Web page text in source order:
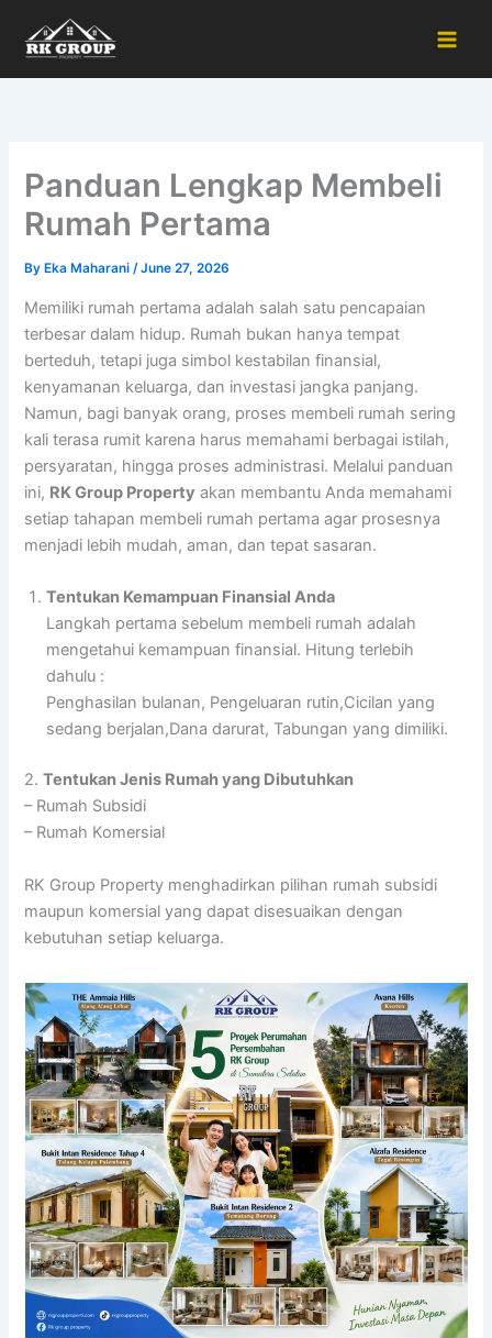
content
Panduan Lengkap Membeli
Rumah Pertama
By Eka Maharani/June 27, 2026
Memiliki rumah pertama adalah salah satu pencapaian
terbesar dalam hidup. Rumah bukan hanya tempat
berteduh, tetapi juga simbol kestabilan finansial,
kenyamanan keluarga, dan investasi jangka panjang.
Namun, bagi banyak orang, proses membeli rumah sering
kali terasa rumit karena harus memahami berbagai istilah,
persyaratan, hingga proses administrasi. Melalui panduan
ini, RK Group Property akan membantu Anda memahami
setiap tahapan membeli rumah pertama agar prosesnya
menjadi lebih mudah, aman, dan tepat sasaran.
Tentukan Kemampuan Finansial Anda
Langkah pertama sebelum membeli rumah adalah
mengetahui kemampuan finansial. Hitung terlebih
dahulu :
Penghasilan bulanan, Pengeluaran rutin,Cicilan yang
sedang berjalan,Dana darurat, Tabungan yang dimiliki.
2.Tentukan Jenis Rumah yang Dibutuhkan
– Rumah Subsidi
– Rumah Komersial
RK Group Property menghadirkan pilihan rumah subsidi
maupun komersial yang dapat disesuaikan dengan
kebutuhan setiap keluarga.